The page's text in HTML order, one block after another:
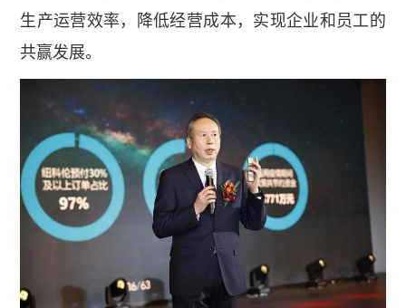
生产运营效率，降低经营成本，实现企业和员工的
共赢发展。